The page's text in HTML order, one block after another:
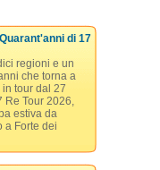
di 17
regioni e un
che torna a
tour dal 27
Re Tour 2026,
estiva da
a Forte dei